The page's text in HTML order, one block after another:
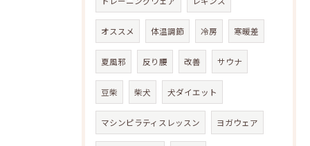
オススメ 体温調節 冷房 寒暖差
夏風邪 反り腰 改善 サウナ
豆柴 柴犬 犬ダイエット
マシンピラティスレッスン ヨガウェア